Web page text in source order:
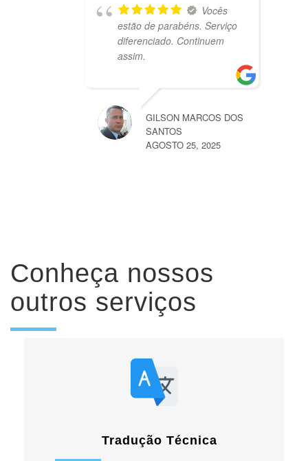
Vocês
estão de parabéns. Serviço
diferenciado. Continuem
assim.
GILSON MARCOS DOS
SANTOS
AGOSTO 25, 2025
Conheça nossos
outros serviços
Tradução Técnica